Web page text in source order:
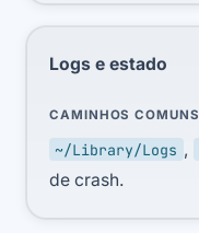
Logs e estado
CAMINHOS COMUNS
~/Library/Logs ,
de crash.